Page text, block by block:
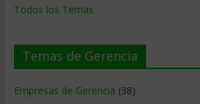
Todos los Temas
Temas de Gerencia
Empresas de Gerencia (38)